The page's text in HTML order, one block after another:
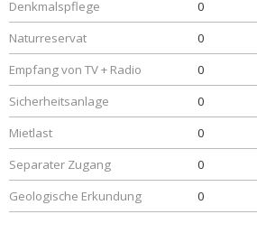
Denkmalspflege
0
Naturreservat
0
Empfang von TV + Radio
0
Sicherheitsanlage
0
Mietlast
0
Separater Zugang
0
Geologische Erkundung
0